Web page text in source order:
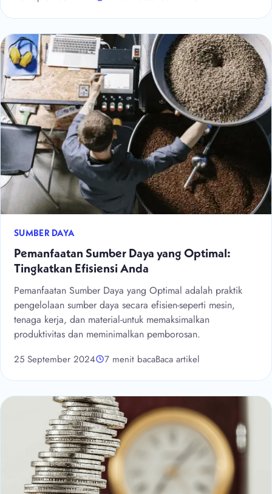
SUMBER DAYA
Pemanfaatan Sumber Daya yang Optimal:
Tingkatkan Efisiensi Anda
Pemanfaatan Sumber Daya yang Optimal adalah praktik
pengelolaan sumber daya secara efisien-seperti mesin,
tenaga kerja, dan material-untuk memaksimalkan
produktivitas dan meminimalkan pemborosan.
25 September 2024 7 menit bacaBaca artikel